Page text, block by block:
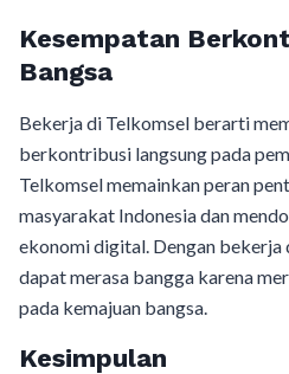
Kesempatan
Bangsa
Bekerja di Telkomsel berarti
berkontribusi langsung pada
Telkomsel memainkan peran
masyarakat Indonesia dan
ekonomi digital. Dengan bekerja
dapat merasa bangga karena
pada kemajuan bangsa.
Kesimpulan